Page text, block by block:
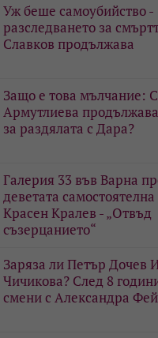
Уж беше самоубийство -
разследването за
Славков продължава
Защо е това мълчание:
Армутлиева
за раздялата с Дара?
Галерия 33 във Варна
деветата
Красен Кралев - „Отвъд
съзерцанието“
Заряза ли Петър Дочев
Чичикова? След 8
смени с Александра